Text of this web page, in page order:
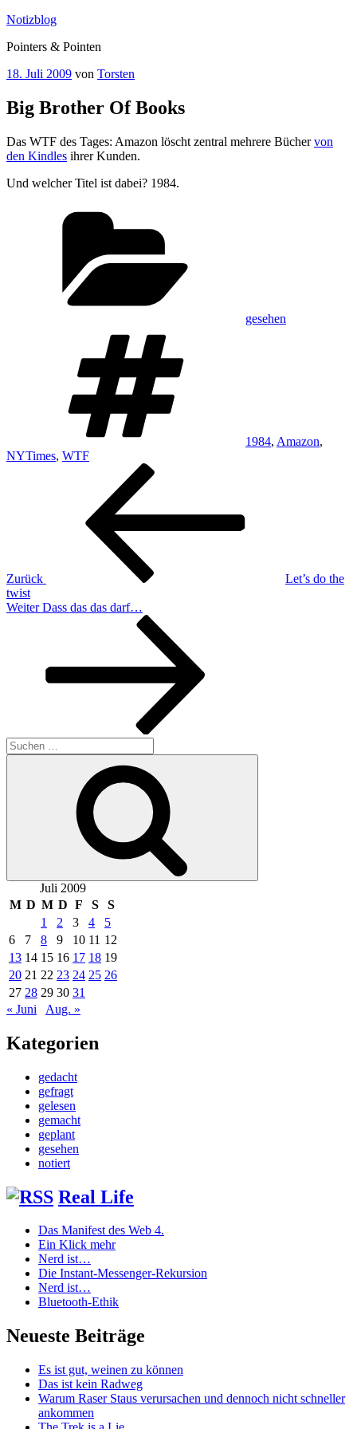
Zum
springen
Notizblog
Pointers & Pointen
Veröffentlicht
18. Juli 2009 von Torsten
Big Brother Of Books
Das WTF des Tages: Amazon löscht zentral mehrere Büchervon
den Kindles ihrer Kunden.
Und welcher Titel ist dabei? 1984.
gesehen
1984, Amazon,
NYTimes, WTF
Beitragsnavigation
Zurück
Let’s do the
twist
Nächster
Weiter Dass das das darf…
Suchen
nach:
Juli 2009
M D M D F S
S
1
2 3 4
5
6
7 8 9 10 11 12
13 14 15 16 17 18 19
20 21 22 23 24 25 26
27 28 29 30 31
« Juni
Aug. »
Kategorien
gedacht
gefragt
gelesen
gemacht
geplant
gesehen
notiert
Real Life
Das Manifest des Web 4.
Ein Klick mehr
Nerd ist…
Die Instant-Messenger-Rekursion
Nerd ist…
Bluetooth-Ethik
Neueste Beiträge
Es ist gut, weinen zu können
Das ist kein Radweg
Warum Raser Staus verursachen und dennoch nicht schneller
ankommen